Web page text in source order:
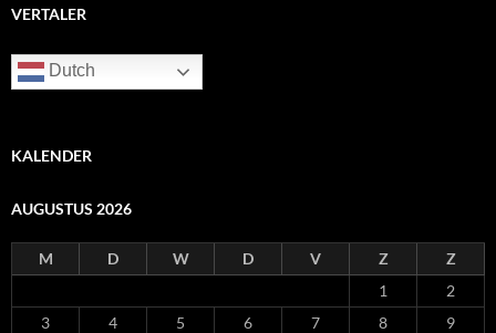
VERTALER
Dutch
KALENDER
AUGUSTUS 2026
M D W D V Z
Z
1
2
3
4 5 6 7 8
9